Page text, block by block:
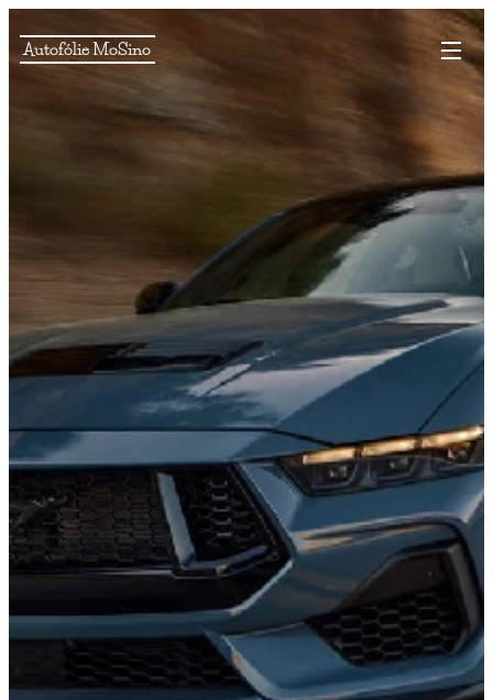
Autofólie MoSino